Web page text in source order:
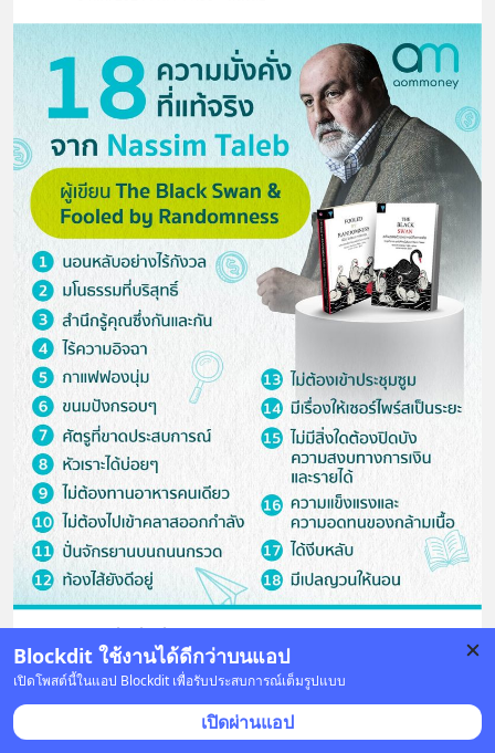
Blockdit ใช้งานได้ดีกว่าบนแอป
เปิดโพสต์นี้ในแอป Blockdit เพื่อรับประสบการณ์เต็มรูปแบบ
เปิดผ่านแอป
18 ความมั่งคั่งที่แท้จริง จาก Nassim Taleb ผู้
เขียน The Black Swan & Fooled by
Randomness
1 ) นอนหลับอย่างไร้กังวล